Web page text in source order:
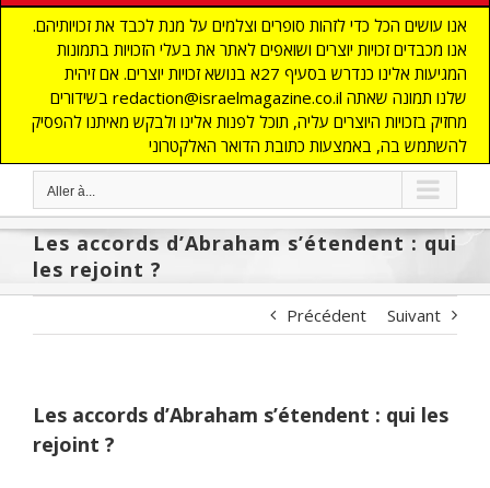
אנו עושים הכל כדי לזהות סופרים וצלמים על מנת לכבד את זכויותיהם.
אנו מכבדים זכויות יוצרים ושואפים לאתר את בעלי הזכויות בתמונות
המגיעות אלינו כנדרש בסעיף 27א בנושא זכויות יוצרים. אם זיהית
בשידורים redaction@israelmagazine.co.il שלנו תמונה שאתה
מחזיק בזכויות היוצרים עליה, תוכל לפנות אלינו ולבקש מאיתנו להפסיק
להשתמש בה, באמצעות כתובת הדואר האלקטרוני
Aller à...
Les accords d’Abraham s’étendent : qui
les rejoint ?
Précédent Suivant
Les accords d’Abraham s’étendent : qui les
rejoint ?